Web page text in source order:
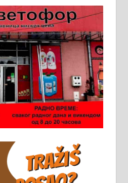
радова
и
061/25-28-058
возач са Б
02-85-511
за рад на
промет” у
доћи лично на
улици Максима
радног дана од
465-045